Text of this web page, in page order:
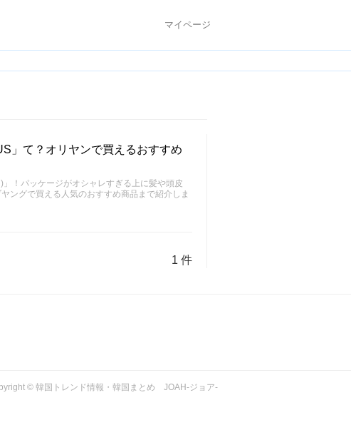
マイページ
」て？オリヤンで買えるおすすめ
！パッケージがオシャレすぎる上に髪や頭皮
ングで買える人気のおすすめ商品まで紹介しま
1 件
© 韓国トレンド情報・韓国まとめ JOAH-ジョア-